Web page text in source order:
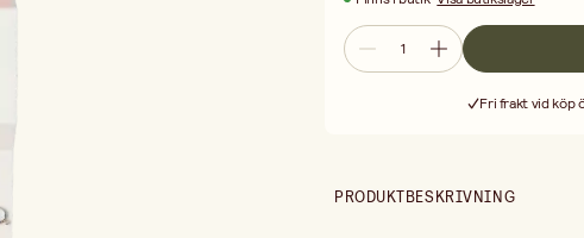
Perfekt för:
Smyckestillverkning
Vävarbeten med pärlor
För dig som älskar att skapa med
Fri frakt vid köp
PRODUKTBESKRIVNING